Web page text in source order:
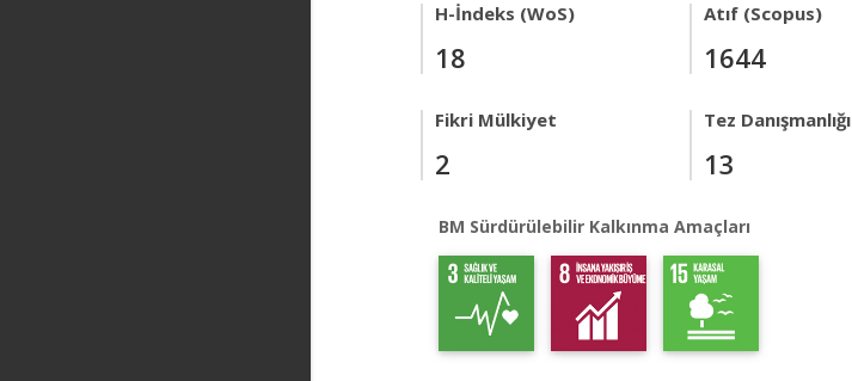
H-İndeks (WoS)
18
Atıf (Scopus)
1644
Fikri Mülkiyet
2
Tez Danışmanlığı
13
BM Sürdürülebilir Kalkınma Amaçları